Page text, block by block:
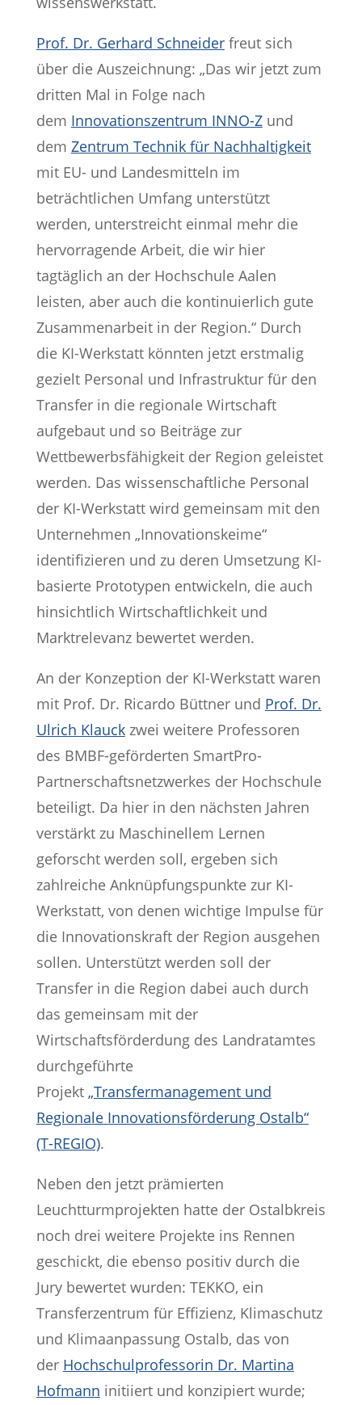
Prof. Dr. Gerhard Schneiderfreut sich
über die Auszeichnung: „Das wir jetzt zum
dritten Mal in Folge nach
dem Innovationszentrum INNO-Zund
dem Zentrum Technik für Nachhaltigkeit
mit EU- und Landesmitteln im
beträchtlichen Umfang unterstützt
werden, unterstreicht einmal mehr die
hervorragende Arbeit, die wir hier
tagtäglich an der Hochschule Aalen
leisten, aber auch die kontinuierlich gute
Zusammenarbeit in der Region.“ Durch
die KI-Werkstatt könnten jetzt erstmalig
gezielt Personal und Infrastruktur für den
Transfer in die regionale Wirtschaft
aufgebaut und so Beiträge zur
Wettbewerbsfähigkeit der Region geleistet
werden. Das wissenschaftliche Personal
der KI-Werkstatt wird gemeinsam mit den
Unternehmen „Innovationskeime“
identifizieren und zu deren Umsetzung KI-
basierte Prototypen entwickeln, die auch
hinsichtlich Wirtschaftlichkeit und
Marktrelevanz bewertet werden.
An der Konzeption der KI-Werkstatt waren
mit Prof. Dr. Ricardo Büttner und Prof. Dr.
Ulrich Klauckzwei weitere Professoren
des BMBF-geförderten SmartPro-
Partnerschaftsnetzwerkes der Hochschule
beteiligt. Da hier in den nächsten Jahren
verstärkt zu Maschinellem Lernen
geforscht werden soll, ergeben sich
zahlreiche Anknüpfungspunkte zur KI-
Werkstatt, von denen wichtige Impulse für
die Innovationskraft der Region ausgehen
sollen. Unterstützt werden soll der
Transfer in die Region dabei auch durch
das gemeinsam mit der
Wirtschaftsförderdung des Landratamtes
durchgeführte
Projekt „Transfermanagement und
Regionale Innovationsförderung Ostalb“
(T-REGIO).
Neben den jetzt prämierten
Leuchtturmprojekten hatte der Ostalbkreis
noch drei weitere Projekte ins Rennen
geschickt, die ebenso positiv durch die
Jury bewertet wurden: TEKKO, ein
Transferzentrum für Effizienz, Klimaschutz
und Klimaanpassung Ostalb, das von
der Hochschulprofessorin Dr. Martina
Hofmann initiiert und konzipiert wurde;